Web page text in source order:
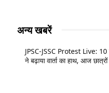
अन्य खबरें
JPSC-JSSC Protest Live: 10
ने बढ़ाया वार्ता का हाथ, आज